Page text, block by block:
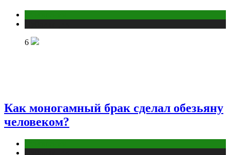
6
Как моногамный брак сделал обезьяну
человеком?